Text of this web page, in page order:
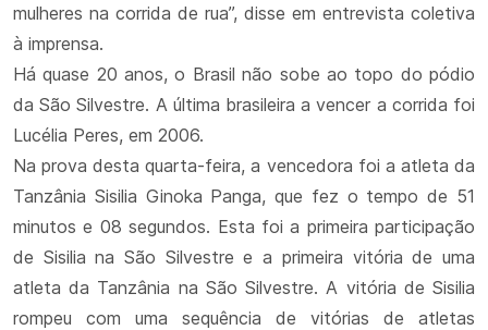
mulheres na corrida de rua”, disse em entrevista coletiva
à imprensa.
Há quase 20 anos, o Brasil não sobe ao topo do pódio
da São Silvestre. A última brasileira a vencer a corrida foi
Lucélia Peres, em 2006.
Na prova desta quarta-feira, a vencedora foi a atleta da
Tanzânia Sisilia Ginoka Panga, que fez o tempo de 51
minutos e 08 segundos. Esta foi a primeira participação
de Sisilia na São Silvestre e a primeira vitória de uma
atleta da Tanzânia na São Silvestre. A vitória de Sisilia
rompeu com uma sequência de vitórias de atletas